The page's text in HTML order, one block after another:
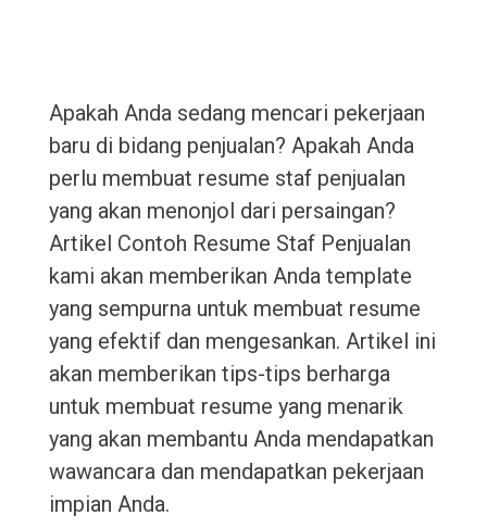
Apakah Anda sedang mencari pekerjaan
baru di bidang penjualan? Apakah Anda
perlu membuat resume staf penjualan
yang akan menonjol dari persaingan?
Artikel Contoh Resume Staf Penjualan
kami akan memberikan Anda template
yang sempurna untuk membuat resume
yang efektif dan mengesankan. Artikel ini
akan memberikan tips-tips berharga
untuk membuat resume yang menarik
yang akan membantu Anda mendapatkan
wawancara dan mendapatkan pekerjaan
impian Anda.